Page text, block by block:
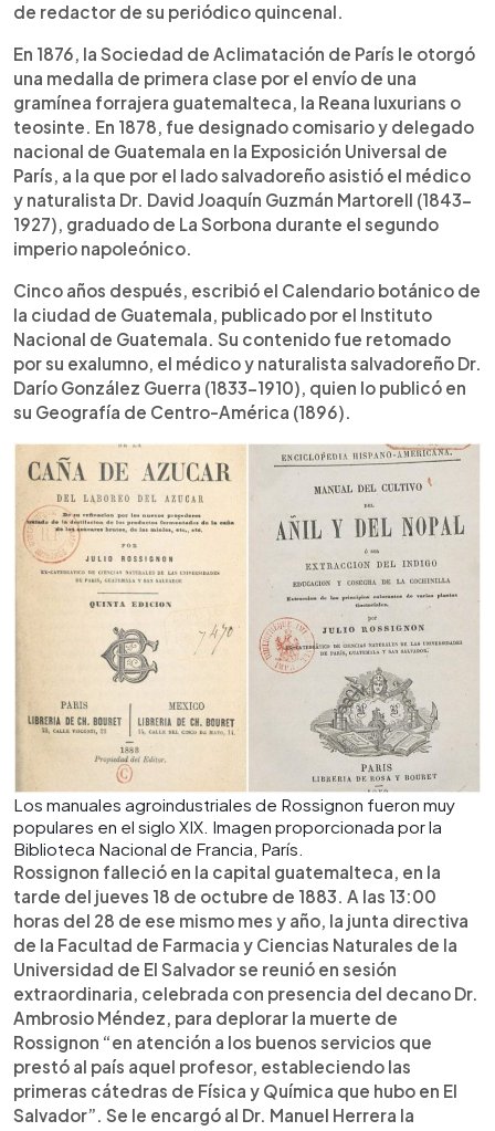
de redactor de su periódico quincenal.
En 1876, la Sociedad de Aclimatación de París le otorgó
una medalla de primera clase por el envío de una
gramínea forrajera guatemalteca, la Reana luxurians o
teosinte. En 1878, fue designado comisario y delegado
nacional de Guatemala en la Exposición Universal de
París, a la que por el lado salvadoreño asistió el médico
y naturalista Dr. David Joaquín Guzmán Martorell (1843-
1927), graduado de La Sorbona durante el segundo
imperio napoleónico.
Cinco años después, escribió el Calendario botánico de
la ciudad de Guatemala, publicado por el Instituto
Nacional de Guatemala. Su contenido fue retomado
por su exalumno, el médico y naturalista salvadoreño Dr.
Darío González Guerra (1833-1910), quien lo publicó en
su Geografía de Centro-América (1896).
Los manuales agroindustriales de Rossignon fueron muy
populares en el siglo XIX. Imagen proporcionada por la
Biblioteca Nacional de Francia, París.
Rossignon falleció en la capital guatemalteca, en la
tarde del jueves 18 de octubre de 1883. A las 13:00
horas del 28 de ese mismo mes y año, la junta directiva
de la Facultad de Farmacia y Ciencias Naturales de la
Universidad de El Salvador se reunió en sesión
extraordinaria, celebrada con presencia del decano Dr.
Ambrosio Méndez, para deplorar la muerte de
Rossignon “en atención a los buenos servicios que
prestó al país aquel profesor, estableciendo las
primeras cátedras de Física y Química que hubo en El
Salvador”. Se le encargó al Dr. Manuel Herrera la